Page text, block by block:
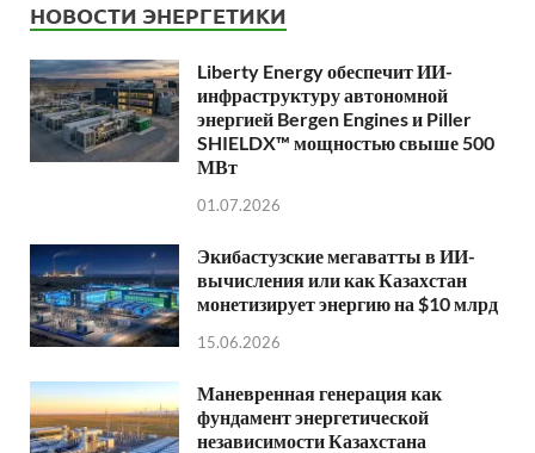
НОВОСТИ ЭНЕРГЕТИКИ
Liberty Energy обеспечит ИИ-
инфраструктуру автономной
энергией Bergen Engines и Piller
SHIELDX™ мощностью свыше 500
МВт
01.07.2026
Экибастузские мегаватты в ИИ-
вычисления или как Казахстан
монетизирует энергию на $10 млрд
15.06.2026
Маневренная генерация как
фундамент энергетической
независимости Казахстана